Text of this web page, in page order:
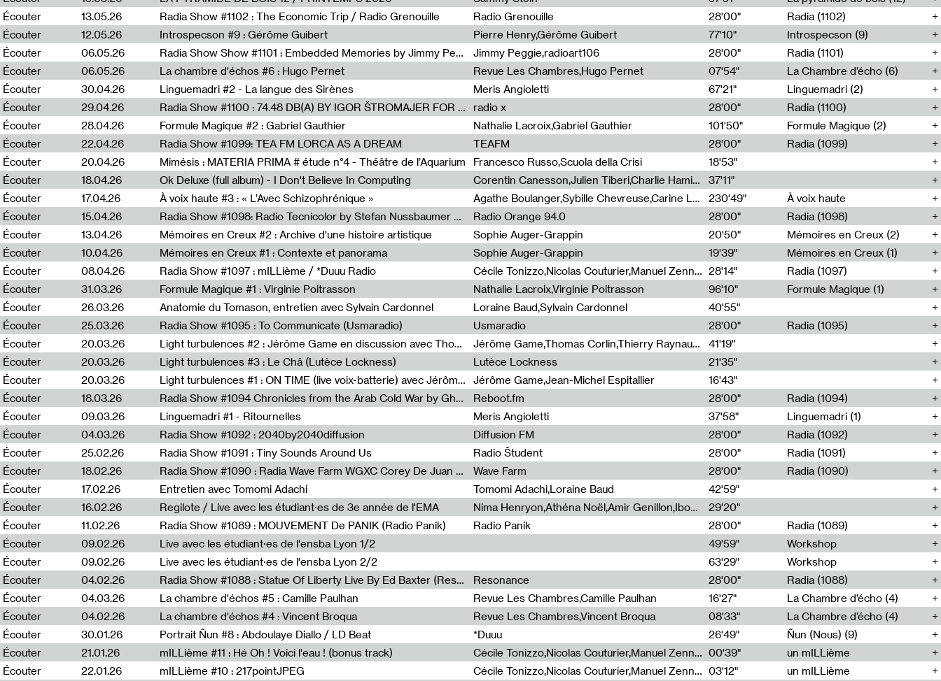
Écouter
13.05.26 Radia Show #1102 : The Economic Trip / Radio Grenouille Radio Grenouille 28'00"
Radia (1102)
Écouter
12.05.26 Introspecson #9 : Gérôme Guibert Pierre Henry,Gérôme Guibert 77'10"
Introspecson (9)
Écouter
06.05.26 Radia Show Show #1101 : Embedded Memories by Jimmy Peggie / radioart106 Jimmy Peggie,radioart106 28'00"
Radia (1101)
Écouter
06.05.26 La chambre d'échos #6 : Hugo Pernet Revue Les Chambres,Hugo Pernet 07'54"
La Chambre d’écho (6)
Écouter
30.04.26 Linguemadri #2 - La langue des Sirènes Meris Angioletti 67'21"
Linguemadri (2)
Écouter
29.04.26 Radia Show #1100 : 74.48 DB(A) BY IGOR ŠTROMAJER FOR RADIO X radio x 28'00"
Radia (1100)
Écouter
28.04.26 Formule Magique #2 : Gabriel Gauthier Nathalie Lacroix,Gabriel Gauthier 101'50"
Formule Magique (2)
Écouter
22.04.26 Radia Show #1099: TEA FM LORCA AS A DREAM TEAFM 28'00"
Radia (1099)
Écouter
20.04.26 Mimésis : MATERIA PRIMA # étude n°4 - Théâtre de l’Aquarium Francesco Russo,Scuola della Crisi
18'53"
Écouter
18.04.26 Ok Deluxe (full album) - I Don't Believe In Computing Corentin Canesson,Julien Tiberi,Charlie Hamish Jeffery
37'11"
Écouter
17.04.26 À voix haute #3 : « L’Avec Schizophrénique » Agathe Boulanger,Sybille Chevreuse,Carine Lendrin,Léna Monnier,Graziela Susin,Camille Zuber 230'49"
À voix haute
Écouter
15.04.26 Radia Show #1098: Radio Tecnicolor by Stefan Nussbaumer & Georg Zichy (Radio Orange 94.0) Radio Orange 94.0 28'00"
Radia (1098)
Écouter
13.04.26 Mémoires en Creux #2 : Archive d'une histoire artistique Sophie Auger-Grappin 20'50"
Mémoires en Creux (2)
Écouter
10.04.26 Mémoires en Creux #1 : Contexte et panorama Sophie Auger-Grappin 19'39"
Mémoires en Creux (1)
Écouter
08.04.26 Radia Show #1097 : mILLième / *Duuu Radio Cécile Tonizzo,Nicolas Couturier,Manuel Zenner,Aquila Lescene,Curtis Coco,Cyril Magnier 28'14"
Radia (1097)
Écouter
31.03.26 Formule Magique #1 : Virginie Poitrasson Nathalie Lacroix,Virginie Poitrasson 96'10"
Formule Magique (1)
Écouter
26.03.26 Anatomie du Tomason, entretien avec Sylvain Cardonnel Loraine Baud,Sylvain Cardonnel
40'55"
Écouter
25.03.26 Radia Show #1095 : To Communicate (Usmaradio) Usmaradio 28'00"
Radia (1095)
Écouter
20.03.26 Light turbulences #2 : Jérôme Game en discussion avec Thomas Corlin Jérôme Game,Thomas Corlin,Thierry Raynaud,Hubert Colas
41'19"
Écouter
20.03.26 Light turbulences #3 : Le Châ (Lutèce Lockness) Lutèce Lockness
21'35"
Écouter
20.03.26 Light turbulences #1 : ON TIME (live voix-batterie) avec Jérôme Game & Jean-Michel Espitallier Jérôme Game,Jean-Michel Espitallier
16'43"
Écouter
18.03.26 Radia Show #1094 Chronicles from the Arab Cold War by Ghazi Barakat Reboot.fm 28'00"
Radia (1094)
Écouter
09.03.26 Linguemadri #1 - Ritournelles Meris Angioletti 37'58"
Linguemadri (1)
Écouter
04.03.26 Radia Show #1092 : 2040by2040diffusion Diffusion FM 28'00"
Radia (1092)
Écouter
25.02.26 Radia Show #1091 : Tiny Sounds Around Us Radio Študent 28'00"
Radia (1091)
Écouter
18.02.26 Radia Show #1090 : Radia Wave Farm WGXC Corey De Juan Sherrard Jr Startalk Wave Farm 28'00"
Radia (1090)
Écouter
17.02.26 Entretien avec Tomomi Adachi Tomomi Adachi,Loraine Baud
42'59"
Écouter
16.02.26 Regilote / Live avec les étudiant·es de 3e année de l'EMA Nima Henryon,Athéna Noël,Amir Genillon,Ibourayane Ahmadi,Manelle Cherrih,Honorine Gibello,John Weeber,Manon Joseph
29'20"
Écouter
11.02.26 Radia Show #1089 : MOUVEMENT De PANIK (Radio Panik) Radio Panik 28'00"
Radia (1089)
Écouter
09.02.26 Live avec les étudiant·es de l'ensba Lyon 1/2 49'59"
Workshop
Écouter
09.02.26 Live avec les étudiant·es de l'ensba Lyon 2/2 63'29"
Workshop
Écouter
04.02.26 Radia Show #1088 : Statue Of Liberty Live By Ed Baxter (Resonance) Resonance 28'00"
Radia (1088)
Écouter
04.03.26 La chambre d'échos #5 : Camille Paulhan Revue Les Chambres,Camille Paulhan 16'27"
La Chambre d’écho (4)
Écouter
04.02.26 La chambre d'échos #4 : Vincent Broqua Revue Les Chambres,Vincent Broqua 08'33"
La Chambre d’écho (4)
Écouter
30.01.26 Portrait Ñun #8 : Abdoulaye Diallo / LD Beat *Duuu 26'49"
Ñun (Nous) (9)
Écouter
21.01.26 mILLième #11 : Hé Oh ! Voici l'eau ! (bonus track) Cécile Tonizzo,Nicolas Couturier,Manuel Zenner,Aquila Lescene,Curtis Coco,Cyril Magnier 00'39"
un mILLième
Écouter
22.01.26 mILLième #10 : 217pointJPEG Cécile Tonizzo,Nicolas Couturier,Manuel Zenner,Aquila Lescene,Curtis Coco,Cyril Magnier 03'12"
un mILLième